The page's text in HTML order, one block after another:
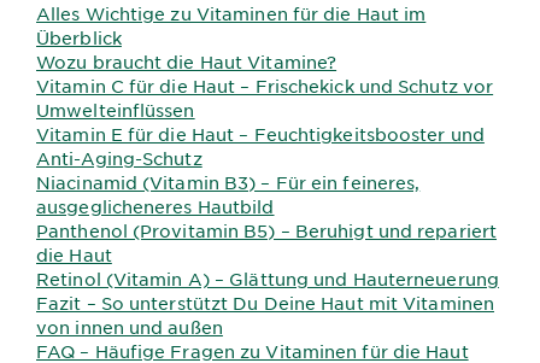
Alles Wichtige zu Vitaminen für die Haut im
Überblick
Wozu braucht die Haut Vitamine?
Vitamin C für die Haut – Frischekick und Schutz vor
Umwelteinflüssen
Vitamin E für die Haut – Feuchtigkeitsbooster und
Anti-Aging-Schutz
Niacinamid (Vitamin B3) – Für ein feineres,
ausgeglicheneres Hautbild
Panthenol (Provitamin B5) – Beruhigt und repariert
die Haut
Retinol (Vitamin A) – Glättung und Hauterneuerung
Fazit – So unterstützt Du Deine Haut mit Vitaminen
von innen und außen
FAQ – Häufige Fragen zu Vitaminen für die Haut